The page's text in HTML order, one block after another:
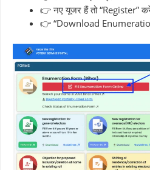
👉 नए यूजर हैं तो “Register”
👉 “Download